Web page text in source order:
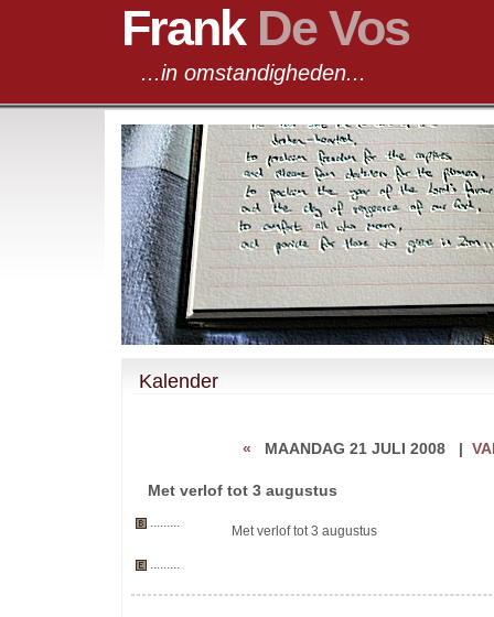
Frank De Vos
...in omstandigheden...
Kalender
« MAANDAG 21 JULI 2008 |
Met verlof tot 3 augustus
Met verlof tot 3 augustus